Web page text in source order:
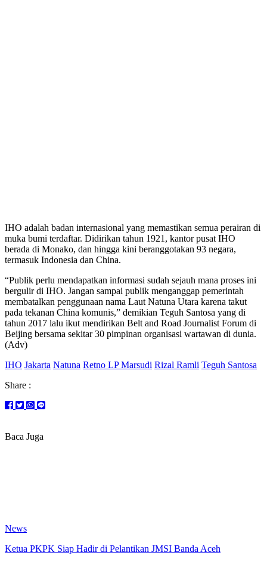
IHO adalah badan internasional yang memastikan semua perairan di
muka bumi terdaftar. Didirikan tahun 1921, kantor pusat IHO
berada di Monako, dan hingga kini beranggotakan 93 negara,
termasuk Indonesia dan China.
“Publik perlu mendapatkan informasi sudah sejauh mana proses ini
bergulir di IHO. Jangan sampai publik menganggap pemerintah
membatalkan penggunaan nama Laut Natuna Utara karena takut
pada tekanan China komunis,” demikian Teguh Santosa yang di
tahun 2017 lalu ikut mendirikan Belt and Road Journalist Forum di
Beijing bersama sekitar 30 pimpinan organisasi wartawan di dunia.
(Adv)
IHO Jakarta Natuna Retno LP Marsudi Rizal Ramli Teguh Santosa
Share :
Baca Juga
News
Ketua PKPK Siap Hadir di Pelantikan JMSI Banda Aceh